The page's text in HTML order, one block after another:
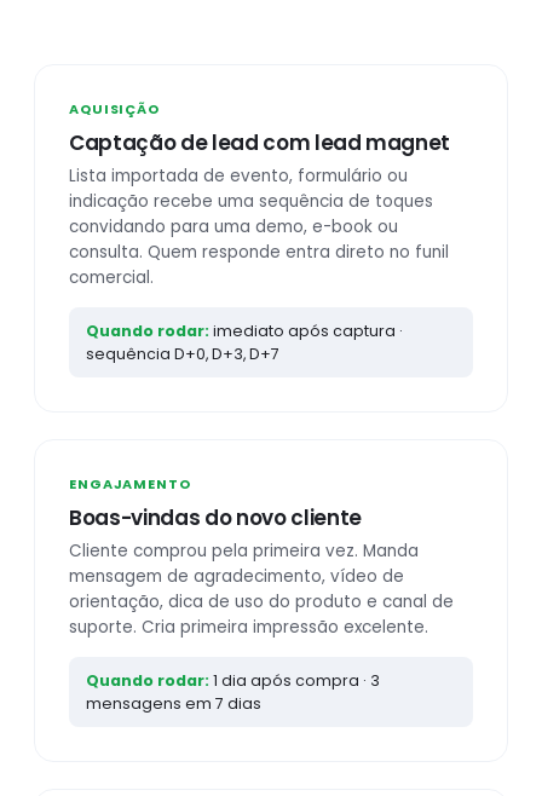
AQUISIÇÃO
Captação de lead com lead magnet
Lista importada de evento, formulário ou
indicação recebe uma sequência de toques
convidando para uma demo, e-book ou
consulta. Quem responde entra direto no funil
comercial.
Quando rodar: imediato após captura ·
sequência D+0, D+3, D+7
ENGAJAMENTO
Boas-vindas do novo cliente
Cliente comprou pela primeira vez. Manda
mensagem de agradecimento, vídeo de
orientação, dica de uso do produto e canal de
suporte. Cria primeira impressão excelente.
Quando rodar: 1 dia após compra · 3
mensagens em 7 dias